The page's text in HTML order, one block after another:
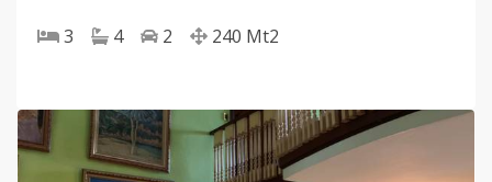
3 4 2 240 Mt2